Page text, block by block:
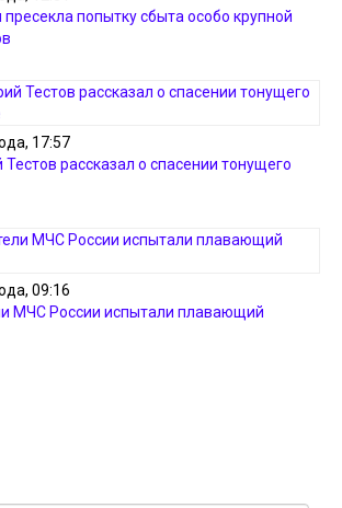
попытку сбыта особо крупной
17:57
Тестов рассказал о спасении тонущего
09:16
МЧС России испытали плавающий